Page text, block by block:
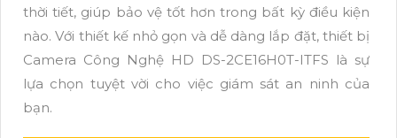
thời tiết, giúp bảo vệ tốt hơn trong bất kỳ điều kiện
nào. Với thiết kế nhỏ gọn và dễ dàng lắp đặt, thiết bị
Camera Công Nghệ HD DS-2CE16H0T-ITFS là sự
lựa chọn tuyệt vời cho việc giám sát an ninh của
bạn.